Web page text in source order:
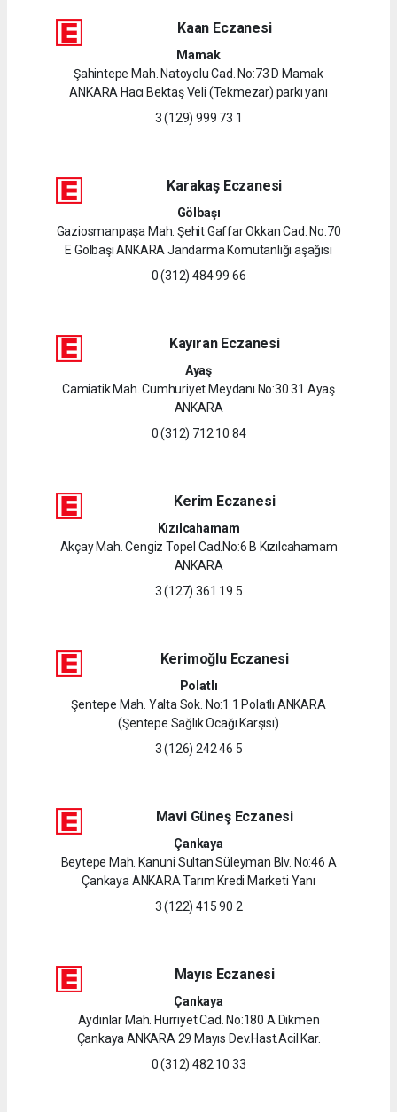
Kaan Eczanesi
Mamak
Şahintepe Mah. Natoyolu Cad. No:73 D Mamak
ANKARA Hacı Bektaş Veli (Tekmezar) parkı yanı
3 (129) 999 73 1
Karakaş Eczanesi
Gölbaşı
Gaziosmanpaşa Mah. Şehit Gaffar Okkan Cad. No:70
E Gölbaşı ANKARA Jandarma Komutanlığı aşağısı
0 (312) 484 99 66
Kayıran Eczanesi
Ayaş
Camiatik Mah. Cumhuriyet Meydanı No:30 31 Ayaş
ANKARA
0 (312) 712 10 84
Kerim Eczanesi
Kızılcahamam
Akçay Mah. Cengiz Topel Cad.No:6 B Kızılcahamam
ANKARA
3 (127) 361 19 5
Kerimoğlu Eczanesi
Polatlı
Şentepe Mah. Yalta Sok. No:1 1 Polatlı ANKARA
(Şentepe Sağlık Ocağı Karşısı)
3 (126) 242 46 5
Mavi Güneş Eczanesi
Çankaya
Beytepe Mah. Kanuni Sultan Süleyman Blv. No:46 A
Çankaya ANKARA Tarım Kredi Marketi Yanı
3 (122) 415 90 2
Mayıs Eczanesi
Çankaya
Aydınlar Mah. Hürriyet Cad. No:180 A Dikmen
Çankaya ANKARA 29 Mayıs Dev.Hast.Acil Kar.
0 (312) 482 10 33